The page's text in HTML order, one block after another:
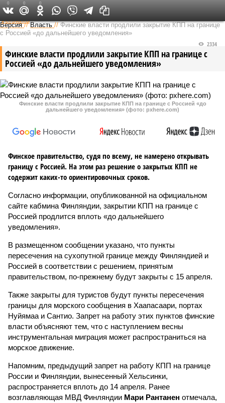
Федеральный выпуск
Версия //Власть //Финские власти продлили закрытие КПП на границе
с Россией «до дальнейшего уведомления»
Финские власти продлили закрытие КПП на границе с
Россией «до дальнейшего уведомления»
2334
Финские власти продлили закрытие КПП на границе с Россией «до
дальнейшего уведомления» (фото: pxhere.com)
Финское правительство, судя по всему, не намерено открывать
границу с Россией. На этом раз решение о закрытых КПП не
содержит каких-то ориентировочных сроков.
Согласно информации, опубликованной на официальном
сайте кабмина Финляндии, закрытии КПП на границе с
Россией продлится вплоть «до дальнейшего
уведомления».
В размещенном сообщении указано, что пункты
пересечения на сухопутной границе между Финляндией и
Россией в соответствии с решением, принятым
правительством, по-прежнему будут закрыты с 15 апреля.
Также закрыты для туристов будут пункты пересечения
границы для морского сообщения в Хаапасаари, портах
Нуйямаа и Сантио. Запрет на работу этих пунктов финские
власти объясняют тем, что с наступлением весны
инструментальная миграция может распространиться на
морское движение.
Напомним, предыдущий запрет на работу КПП на границе
России и Финляндии, вынесенный Хельсинки,
распространяется вплоть до 14 апреля. Ранее
возглавляющая МВД Финляндии Мари Рантанен отмечала,
0 0 0